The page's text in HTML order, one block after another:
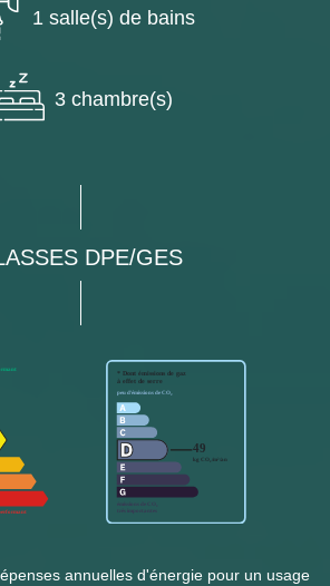
1 salle(s) de bains
3 chambre(s)
DPE/GES
annuelles d'énergie pour un usage